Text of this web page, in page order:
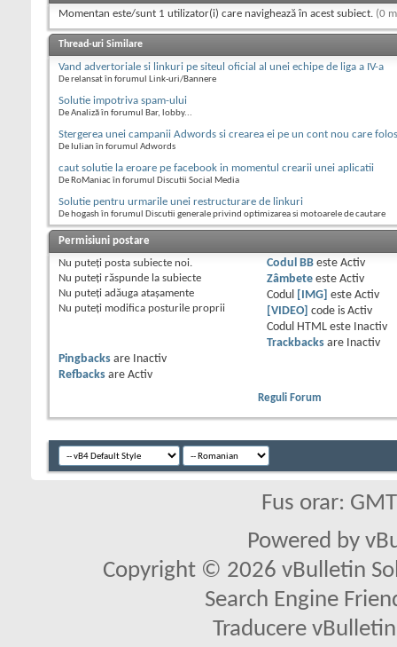
Momentan este/sunt 1 utilizator(i) care navighează în acest subiect. (0
Thread-uri Similare
Vand advertoriale si linkuri pe siteul oficial al unei echipe de liga a IV-a
De relansat în forumul Link-uri/Bannere
Solutie impotriva spam-ului
De Analiză în forumul Bar, lobby...
Stergerea unei campanii Adwords si crearea ei pe un cont nou care
De Iulian în forumul Adwords
caut solutie la eroare pe facebook in momentul crearii unei aplicatii
De RoManiac în forumul Discutii Social Media
Solutie pentru urmarile unei restructurare de linkuri
De hogash în forumul Discutii generale privind optimizarea si motoarele de cautare
Permisiuni postare
Nu puteţi posta subiecte noi.
Nu puteţi răspunde la subiecte
Nu puteţi adăuga ataşamente
Nu puteţi modifica posturile proprii
Codul BBeste Activ
Zâmbeteeste Activ
Codul
[IMG] este Activ
[VIDEO]
code is Activ
Codul HTML este
Inactiv
Trackbacksare
Inactiv
Pingbacks are
Inactiv
Refbacks are Activ
Reguli Forum
Fus orar:
Powered by
Copyright © 2026 vBulletin
Search Engine
Traducere